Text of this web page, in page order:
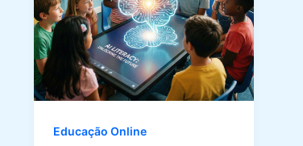
Educação Online